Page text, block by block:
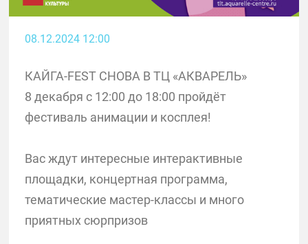
08.12.2024 12:00
КАЙГА-FEST СНОВА В ТЦ «АКВАРЕЛЬ»
8 декабря с 12:00 до 18:00 пройдёт
фестиваль анимации и косплея!
Вас ждут интересные интерактивные
площадки, концертная программа,
тематические мастер-классы и много
приятных сюрпризов